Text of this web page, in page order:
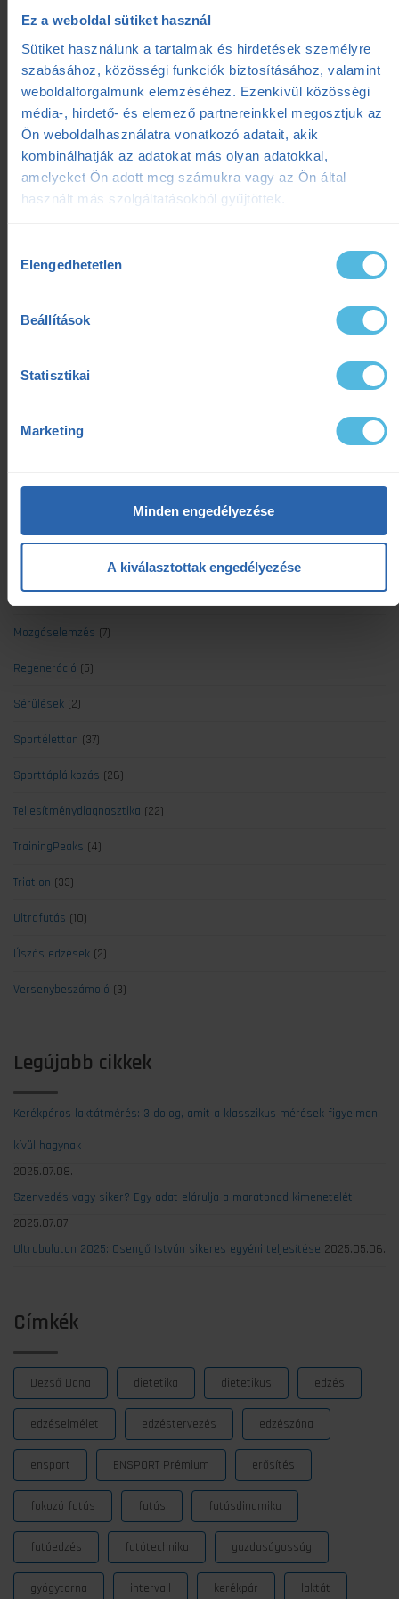
Ez a weboldal sütiket használ
Sütiket használunk a tartalmak és hirdetések személyre
szabásához, közösségi funkciók biztosításához, valamint
weboldalforgalmunk elemzéséhez. Ezenkívül közösségi
média-, hirdető- és elemező partnereinkkel megosztjuk az
Ön weboldalhasználatra vonatkozó adatait, akik
kombinálhatják az adatokat más olyan adatokkal,
amelyeket Ön adott meg számukra vagy az Ön által
használt más szolgáltatásokból gyűjtöttek.
kiválasztása
Elengedhetetlen
Beállítások
Statisztikai
Marketing
Minden engedélyezése
A kiválasztottak engedélyezése
Kategóriák
#ensportarcok (5)
Balázs Bogi (futó) (1)
Edzéselemzés
Edzéselmélet (48)
Edzőtábor(2)
Kerékpár(19)
Minden cikk(139)
Mozgáselemzés (7)
Regeneráció (5)
Sérülések (2)
Sportélettan (37)
Sporttáplálkozás (26)
Teljesítménydiagnosztika (22)
TrainingPeaks (4)
Triatlon (33)
Ultrafutás (10)
Úszás edzések (2)
Versenybeszámoló (3)
Legújabb cikkek
Kerékpáros laktátmérés: 3 dolog, amit a klasszikus mérések figyelmen
kívül hagynak
2025.07.08.
Szenvedés vagy siker? Egy adat elárulja a maratonod kimenetelét
2025.07.07.
Ultrabalaton 2025: Csengő István sikeres egyéni teljesítése 2025.05.06.
Címkék
Dezső Dana dietetika dietetikus edzés
edzéselmélet edzéstervezés edzészóna
ensport ENSPORT Prémium erősítés
fokozó futás futás futásdinamika
futóedzés futótechnika gazdaságosság
gyógytorna intervall kerékpár laktát